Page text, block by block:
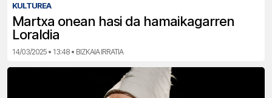
KULTUREA
Martxa onean hasi da hamaikagarren
Loraldia
14/03/2025 • 13:48 • BIZKAIA IRRATIA